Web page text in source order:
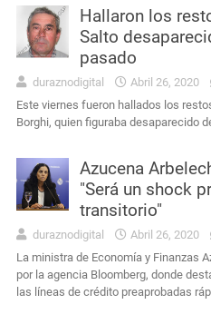
Hallaron los
Salto
pasado
duraznodigital Abril 26, 2020
Este viernes fueron hallados los
Borghi, quien figuraba desaparecido
Azucena
"Será un shock
transitorio"
duraznodigital Abril 26, 2020
La ministra de Economía y Finanzas
por la agencia Bloomberg, donde
las líneas de crédito preaprobadas